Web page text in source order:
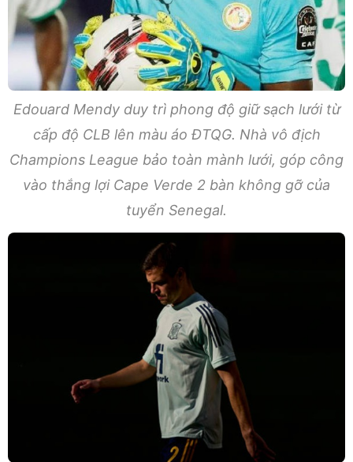
Edouard Mendy duy trì phong độ giữ sạch lưới từ
cấp độ CLB lên màu áo ĐTQG. Nhà vô địch
Champions League bảo toàn mành lưới, góp công
vào thắng lợi Cape Verde 2 bàn không gỡ của
tuyển Senegal.